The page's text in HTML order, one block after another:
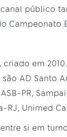
público
Campeonato
criado em
AD Santo
PR,
RJ, Unimed
si em